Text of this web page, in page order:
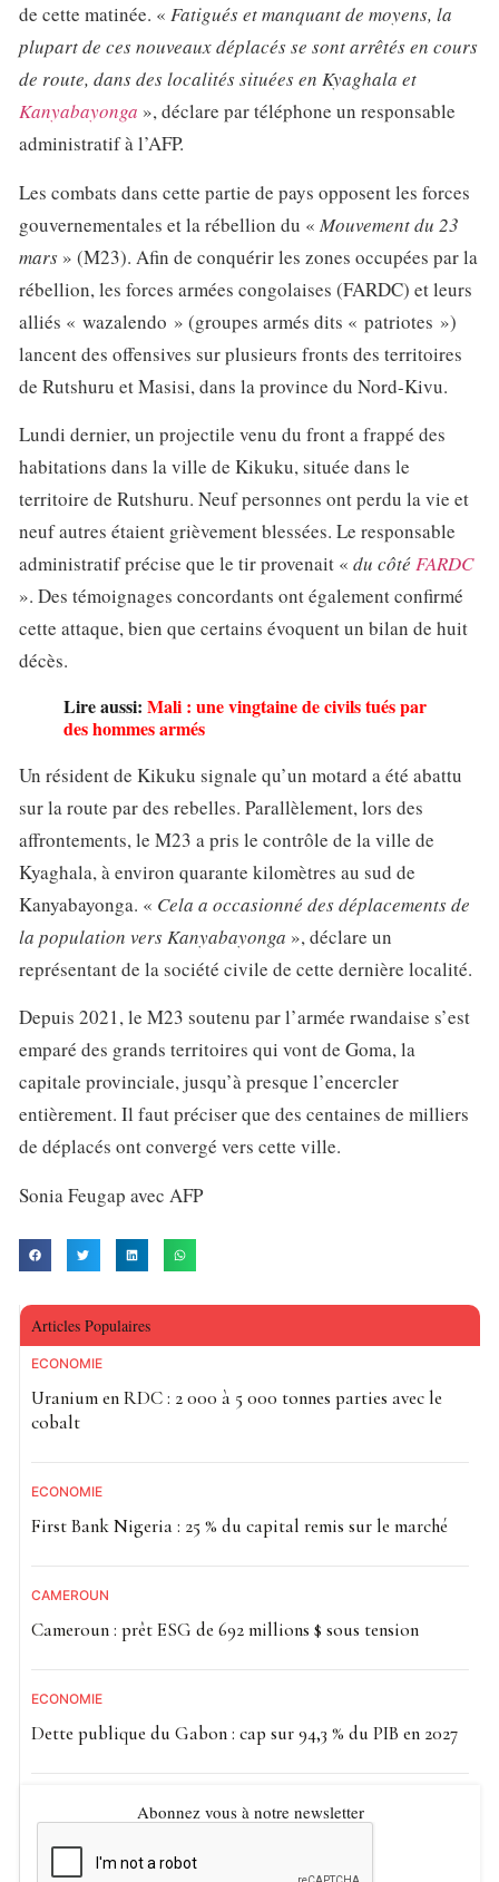
de cette matinée. « Fatigués et manquant de moyens, la
plupart de ces nouveaux déplacés se sont arrêtés en cours
de route, dans des localités situées en Kyaghala et
Kanyabayonga », déclare par téléphone un responsable
administratif à l’AFP.
Les combats dans cette partie de pays opposent les forces
gouvernementales et la rébellion du « Mouvement du 23
mars » (M23). Afin de conquérir les zones occupées par la
rébellion, les forces armées congolaises (FARDC) et leurs
alliés « wazalendo » (groupes armés dits « patriotes »)
lancent des offensives sur plusieurs fronts des territoires
de Rutshuru et Masisi, dans la province du Nord-Kivu.
Lundi dernier, un projectile venu du front a frappé des
habitations dans la ville de Kikuku, située dans le
territoire de Rutshuru. Neuf personnes ont perdu la vie et
neuf autres étaient grièvement blessées. Le responsable
administratif précise que le tir provenait « du côtéFARDC
». Des témoignages concordants ont également confirmé
cette attaque, bien que certains évoquent un bilan de huit
décès.
Lire aussi: Mali : une vingtaine de civils tués par
des hommes armés
Un résident de Kikuku signale qu’un motard a été abattu
sur la route par des rebelles. Parallèlement, lors des
affrontements, le M23 a pris le contrôle de la ville de
Kyaghala, à environ quarante kilomètres au sud de
Kanyabayonga. « Cela a occasionné des déplacements de
la population vers Kanyabayonga », déclare un
représentant de la société civile de cette dernière localité.
Depuis 2021, le M23 soutenu par l’armée rwandaise s’est
emparé des grands territoires qui vont de Goma, la
capitale provinciale, jusqu’à presque l’encercler
entièrement. Il faut préciser que des centaines de milliers
de déplacés ont convergé vers cette ville.
Sonia Feugap avec AFP
Articles Populaires
ECONOMIE
Uranium en RDC : 2 000 à 5 000 tonnes parties avec le
cobalt
ECONOMIE
First Bank Nigeria : 25 % du capital remis sur le marché
CAMEROUN
Cameroun : prêt ESG de 692 millions $ sous tension
ECONOMIE
Dette publique du Gabon : cap sur 94,3 % du PIB en 2027
Abonnez vous à notre newsletter